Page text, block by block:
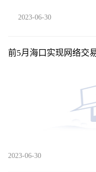
2023-06-30
前5月海口实现网络交
2023-06-30